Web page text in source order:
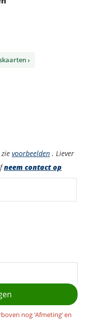
›
voorbeelden . Liever
neem contact op
nog ‘Afmeting’ en